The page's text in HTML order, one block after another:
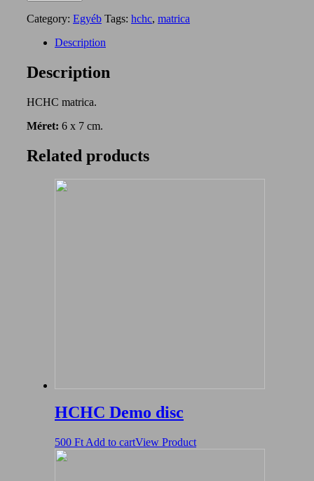
Category: Egyéb Tags: hchc, matrica
Description
Description
HCHC matrica.
Méret: 6 x 7 cm.
Related products
HCHC Demo disc
500 Ft Add to cartView Product